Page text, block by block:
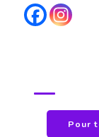
Pour